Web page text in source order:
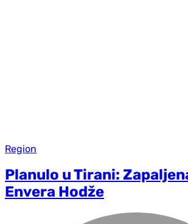
Region
Planulo u Tirani:
Envera Hodže